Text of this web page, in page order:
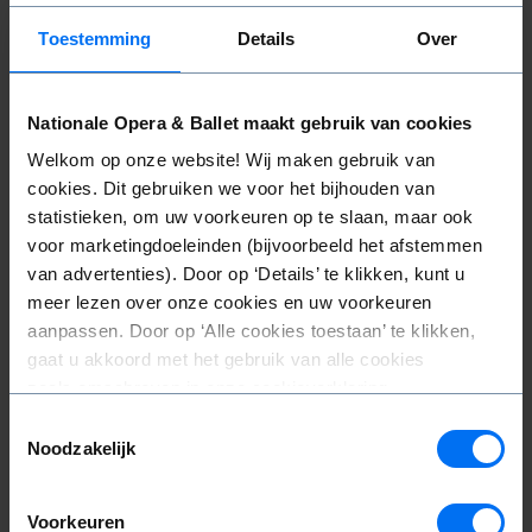
Toestemming Details Over
Nationale Opera & Ballet maakt gebruik van cookies
Welkom op onze website! Wij maken gebruik van
cookies. Dit gebruiken we voor het bijhouden van
statistieken, om uw voorkeuren op te slaan, maar ook
voor marketingdoeleinden (bijvoorbeeld het afstemmen
van advertenties). Door op ‘Details’ te klikken, kunt u
meer lezen over onze cookies en uw voorkeuren
aanpassen. Door op ‘Alle cookies toestaan’ te klikken,
gaat u akkoord met het gebruik van alle cookies
Noodzakelijk
Voorkeuren
first half.